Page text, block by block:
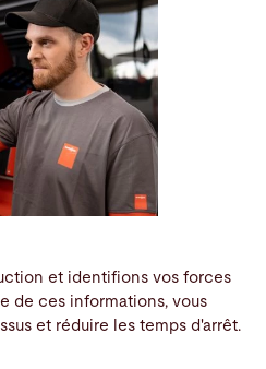
et identifions vos forces
de ces informations, vous
et réduire les temps d'arrêt.